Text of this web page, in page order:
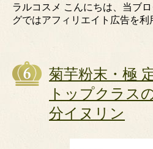
ラルコスメ こんにちは、当ブ
グではアフィリエイト広告を利
菊芋粉末・極
トップクラス
分イヌリン